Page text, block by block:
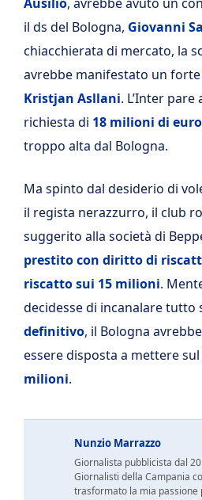
il ds del Bologna, Giovanni
chiacchierata di mercato, la
avrebbe manifestato un
Kristjan Asllani. L’Inter
richiesta di 18 milioni di euro
troppo alta dal Bologna.
Ma spinto dal desiderio di
il regista nerazzurro, il club
suggerito alla società di
prestito con diritto di
riscatto sui 15 milioni.
decidesse di incanalare tutto
definitivo, il Bologna
essere disposta a mettere
milioni.
Nunzio Marrazzo
Giornalista pubblicista dal
Giornalisti della Campania
trasformato la mia